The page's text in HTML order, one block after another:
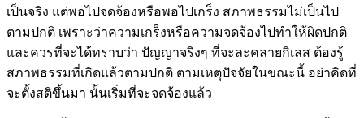
เป็นจริง แต่พอไปจดจ้องหรือพอไปเกร็ง สภาพธรรมไม่เป็นไป
ตามปกติ เพราะว่าความเกร็งหรือความจดจ้องไปทำให้ผิดปกติ
และควรที่จะได้ทราบว่า ปัญญาจริงๆ ที่จะละคลายกิเลส ต้องรู้
สภาพธรรมที่เกิดแล้วตามปกติ ตามเหตุปัจจัยในขณะนี้ อย่าคิดที่
จะตั้งสติขึ้นมา นั้นเริ่มที่จะจดจ้องแล้ว